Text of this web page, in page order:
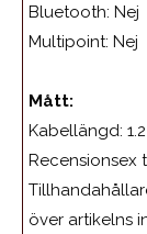
Bluetooth: Nej
Multipoint: Nej
Mått:
Kabellängd:
Recensionsex
över artikelns